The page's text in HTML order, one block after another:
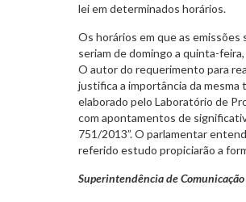
lei em determinados horários.
Os horários em que as
seriam de domingo a quinta-
O autor do requerimento para
justifica a importância da
elaborado pelo Laboratório de
com apontamentos de
751/2013”. O parlamentar
referido estudo propiciarão a
Superintendência de